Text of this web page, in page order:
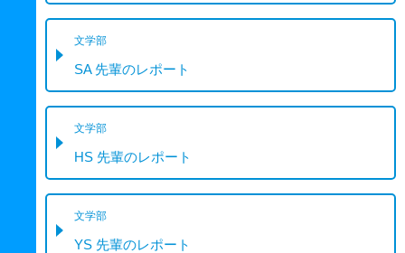
文学部
SA 先輩のレポート
文学部
HS 先輩のレポート
文学部
YS 先輩のレポート